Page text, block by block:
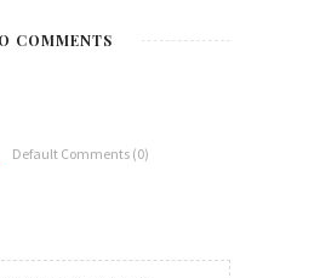
COMMENTS
Default Comments (0)